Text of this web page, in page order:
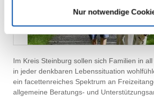
Nur notwendige
Im Kreis Steinburg sollen sich Familien in
in jeder denkbaren Lebenssituation
ein facettenreiches Spektrum an
allgemeine Beratungs- und